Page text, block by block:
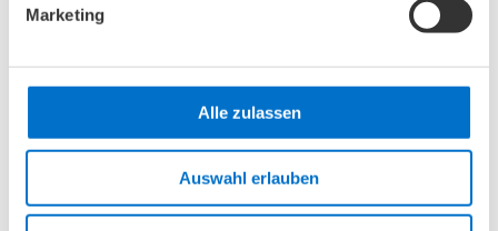
Marketing
Alle zulassen
Auswahl erlauben